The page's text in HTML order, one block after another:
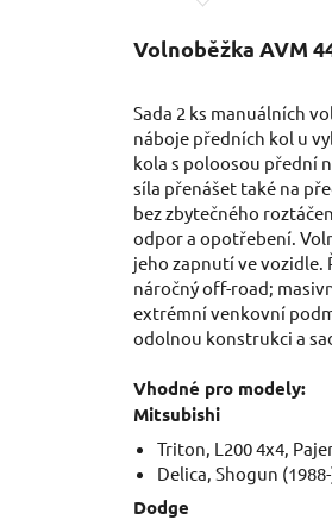
Volnoběžka AVM
Sada 2 ks manuálních
náboje předních kol u
kola s poloosou přední
síla přenášet také na
bez zbytečného
odpor a opotřebení.
jeho zapnutí ve vozidle.
náročný off-road;
extrémní venkovní
odolnou konstrukci a
Vhodné pro modely:
Mitsubishi
Triton, L200 4x4,
Delica, Shogun
Dodge